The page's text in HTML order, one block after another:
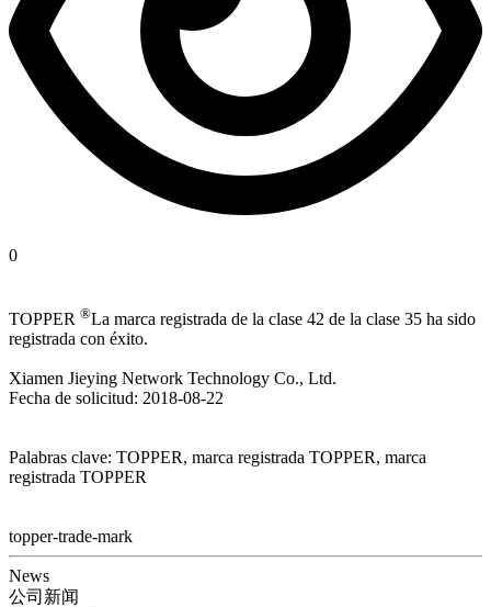
0
TOPPER ®La marca registrada de la clase 42 de la clase 35 ha sido
registrada con éxito.
Xiamen Jieying Network Technology Co., Ltd.
Fecha de solicitud: 2018-08-22
Palabras clave: TOPPER, marca registrada TOPPER, marca
registrada TOPPER
topper-trade-mark
News
公司新闻